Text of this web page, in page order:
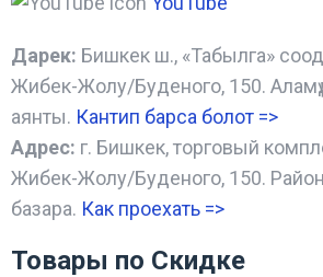
Дарек: Бишкек ш., «Табылга»
Жибек-Жолу/Буденого, 150.
аянты. Кантип барса болот =>
Адрес: г. Бишкек, торговый
Жибек-Жолу/Буденого, 150.
базара. Как проехать =>
Товары по Скидке